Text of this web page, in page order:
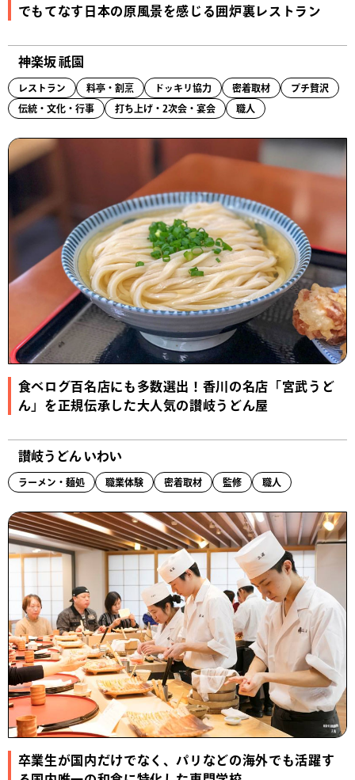
でもてなす日本の原風景を感じる囲炉裏レストラン
神楽坂 祇園
レストラン 料亭・割烹 ドッキリ協力 密着取材 プチ贅沢
伝統・文化・行事 打ち上げ・2次会・宴会 職人
食べログ百名店にも多数選出！香川の名店「宮武うど
ん」を正規伝承した大人気の讃岐うどん屋
讃岐うどん いわい
ラーメン・麺処 職業体験 密着取材 監修 職人
卒業生が国内だけでなく、パリなどの海外でも活躍す